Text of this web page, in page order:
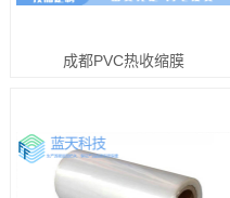
成都PVC热收缩膜